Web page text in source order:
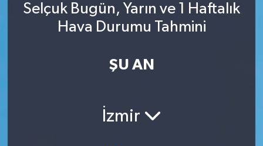
Selçuk Bugün, Yarın ve 1 Haftalık
Hava Durumu Tahmini
ŞU AN
İzmir
Tüm Manşetler